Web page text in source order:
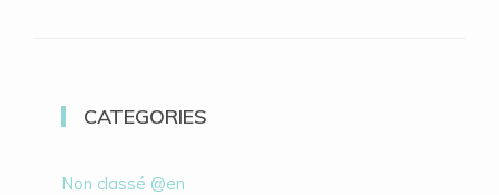
CATEGORIES
Non classé @en